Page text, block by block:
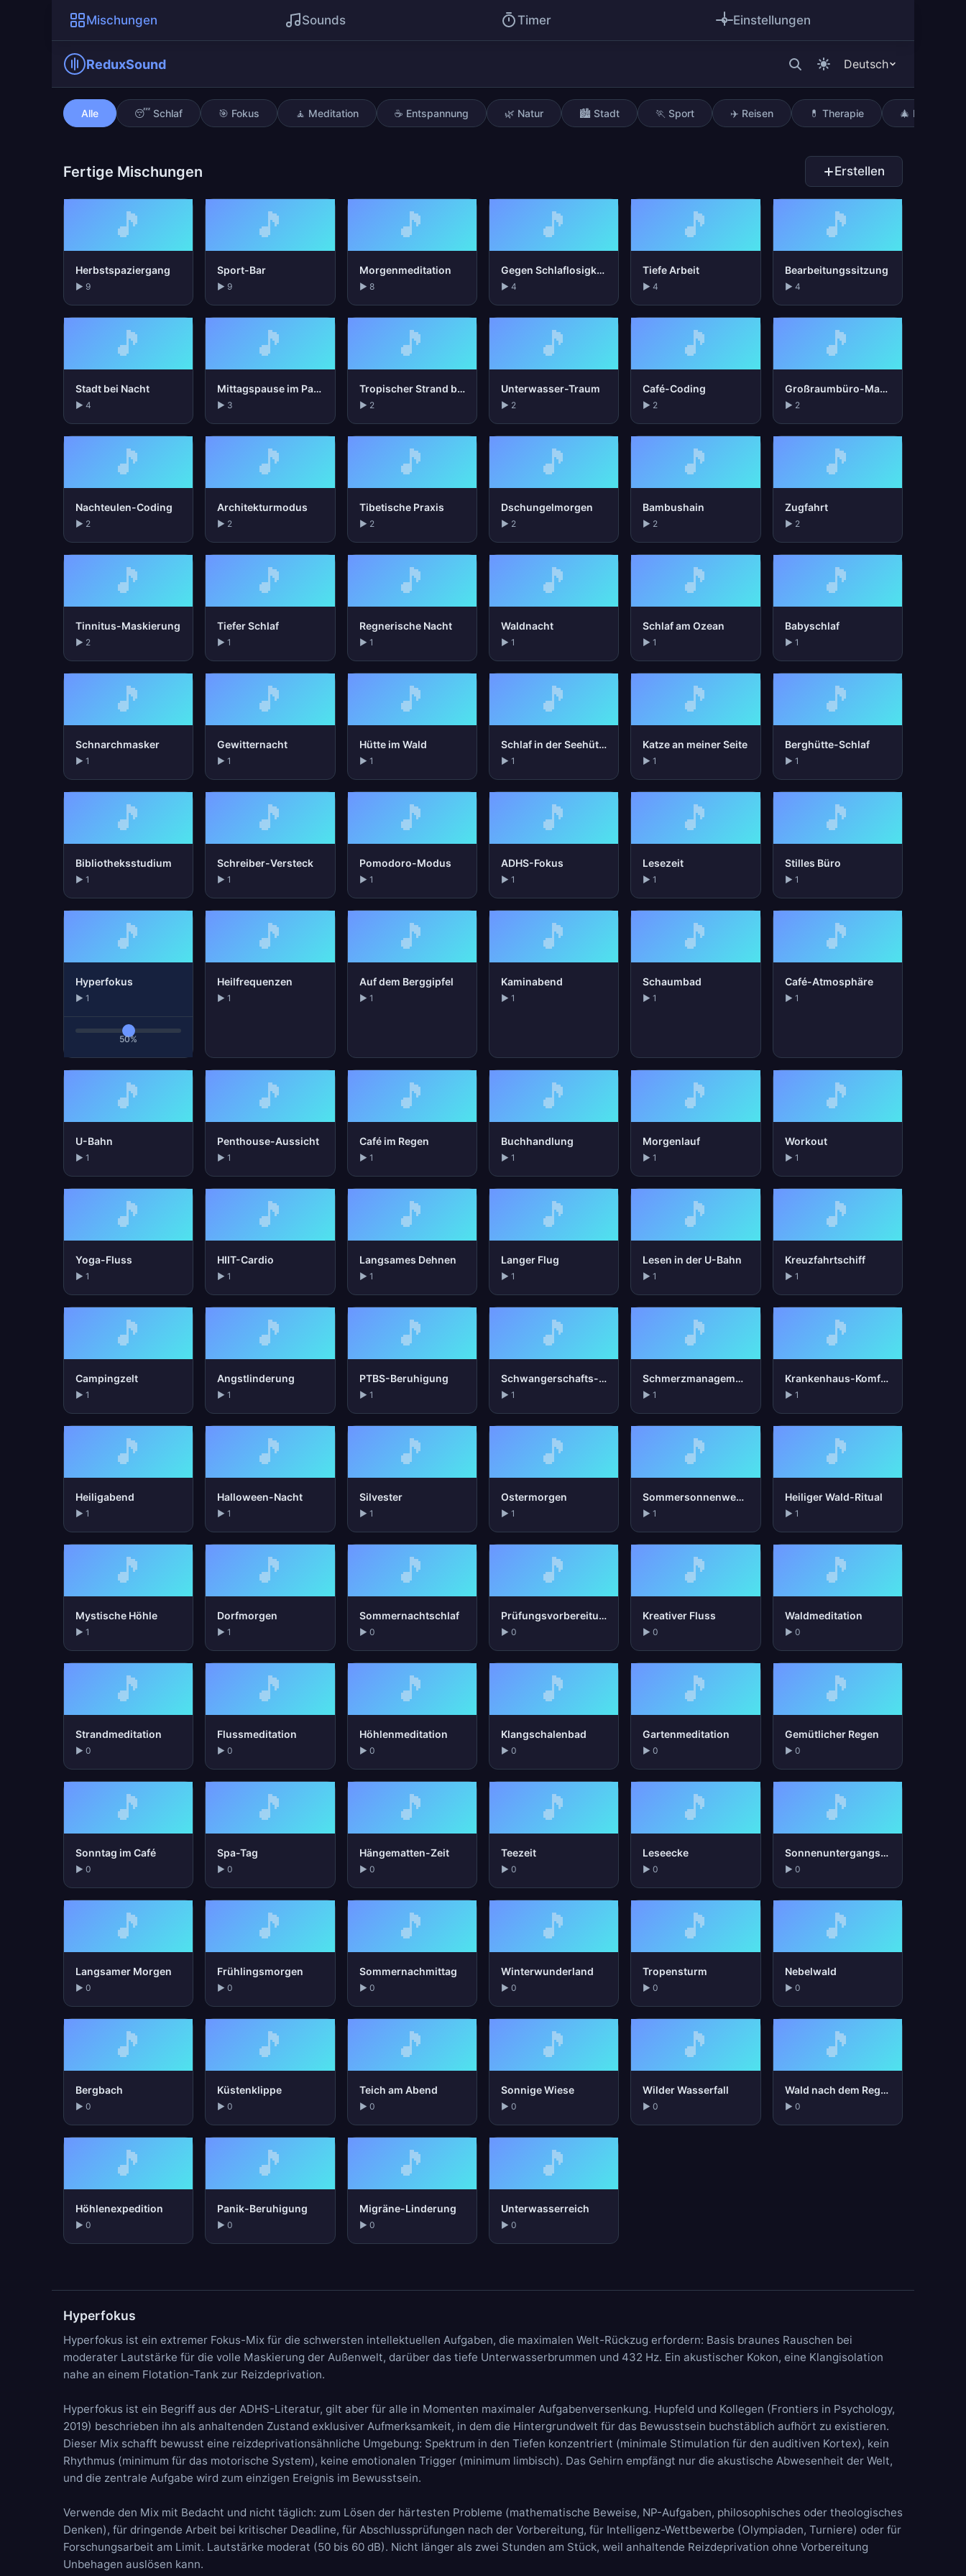
ReduxSound Deutsch
Hyperfokus
Alle 😴 Schlaf 🎯 Fokus 🧘 Meditation ☕ Entspannung 🌿 Natur 🏙️ Stadt 🏃 Sport ✈️ Reisen 💊 Therapie 🎄 Feiertage
Fertige Mischungen Erstellen
🎵
Herbstspaziergang
▶ 9
🎵
Sport-Bar
▶ 9
🎵
Morgenmeditation
▶ 8
🎵
Gegen Schlaflosigkeit
▶ 4
🎵
Tiefe Arbeit
▶ 4
🎵
Bearbeitungssitzung
▶ 4
🎵
Stadt bei Nacht
▶ 4
🎵
Mittagspause im Park
▶ 3
🎵
Tropischer Strand bei Nacht
▶ 2
🎵
Unterwasser-Traum
▶ 2
🎵
Café-Coding
▶ 2
🎵
Großraumbüro-Masker
▶ 2
🎵
Nachteulen-Coding
▶ 2
🎵
Architekturmodus
▶ 2
🎵
Tibetische Praxis
▶ 2
🎵
Dschungelmorgen
▶ 2
🎵
Bambushain
▶ 2
🎵
Zugfahrt
▶ 2
🎵
Tinnitus-Maskierung
▶ 2
🎵
Tiefer Schlaf
▶ 1
🎵
Regnerische Nacht
▶ 1
🎵
Waldnacht
▶ 1
🎵
Schlaf am Ozean
▶ 1
🎵
Babyschlaf
▶ 1
🎵
Schnarchmasker
▶ 1
🎵
Gewitternacht
▶ 1
🎵
Hütte im Wald
▶ 1
🎵
Schlaf in der Seehütte
▶ 1
🎵
Katze an meiner Seite
▶ 1
🎵
Berghütte-Schlaf
▶ 1
🎵
Bibliotheksstudium
▶ 1
🎵
Schreiber-Versteck
▶ 1
🎵
Pomodoro-Modus
▶ 1
🎵
ADHS-Fokus
▶ 1
🎵
Lesezeit
▶ 1
🎵
Stilles Büro
▶ 1
🎵
Hyperfokus
▶ 1
50%
🎵
Heilfrequenzen
▶ 1
🎵
Auf dem Berggipfel
▶ 1
🎵
Kaminabend
▶ 1
🎵
Schaumbad
▶ 1
🎵
Café-Atmosphäre
▶ 1
🎵
U-Bahn
▶ 1
🎵
Penthouse-Aussicht
▶ 1
🎵
Café im Regen
▶ 1
🎵
Buchhandlung
▶ 1
🎵
Morgenlauf
▶ 1
🎵
Workout
▶ 1
🎵
Yoga-Fluss
▶ 1
🎵
HIIT-Cardio
▶ 1
🎵
Langsames Dehnen
▶ 1
🎵
Langer Flug
▶ 1
🎵
Lesen in der U-Bahn
▶ 1
🎵
Kreuzfahrtschiff
▶ 1
🎵
Campingzelt
▶ 1
🎵
Angstlinderung
▶ 1
🎵
PTBS-Beruhigung
▶ 1
🎵
Schwangerschafts-Entspannung
▶ 1
🎵
Schmerzmanagement
▶ 1
🎵
Krankenhaus-Komfort
▶ 1
🎵
Heiligabend
▶ 1
🎵
Halloween-Nacht
▶ 1
🎵
Silvester
▶ 1
🎵
Ostermorgen
▶ 1
🎵
Sommersonnenwende
▶ 1
🎵
Heiliger Wald-Ritual
▶ 1
🎵
Mystische Höhle
▶ 1
🎵
Dorfmorgen
▶ 1
🎵
Sommernachtschlaf
▶ 0
🎵
Prüfungsvorbereitung
▶ 0
🎵
Kreativer Fluss
▶ 0
🎵
Waldmeditation
▶ 0
🎵
Strandmeditation
▶ 0
🎵
Flussmeditation
▶ 0
🎵
Höhlenmeditation
▶ 0
🎵
Klangschalenbad
▶ 0
🎵
Gartenmeditation
▶ 0
🎵
Gemütlicher Regen
▶ 0
🎵
Sonntag im Café
▶ 0
🎵
Spa-Tag
▶ 0
🎵
Hängematten-Zeit
▶ 0
🎵
Teezeit
▶ 0
🎵
Leseecke
▶ 0
🎵
Sonnenuntergangs-Spaziergang
▶ 0
🎵
Langsamer Morgen
▶ 0
🎵
Frühlingsmorgen
▶ 0
🎵
Sommernachmittag
▶ 0
🎵
Winterwunderland
▶ 0
🎵
Tropensturm
▶ 0
🎵
Nebelwald
▶ 0
🎵
Bergbach
▶ 0
🎵
Küstenklippe
▶ 0
🎵
Teich am Abend
▶ 0
🎵
Sonnige Wiese
▶ 0
🎵
Wilder Wasserfall
▶ 0
🎵
Wald nach dem Regen
▶ 0
🎵
Höhlenexpedition
▶ 0
🎵
Panik-Beruhigung
▶ 0
🎵
Migräne-Linderung
▶ 0
🎵
Unterwasserreich
▶ 0
Hyperfokus
Hyperfokus ist ein extremer Fokus-Mix für die schwersten intellektuellen Aufgaben, die maximalen Welt-Rückzug erfordern: Basis braunes Rauschen bei
moderater Lautstärke für die volle Maskierung der Außenwelt, darüber das tiefe Unterwasserbrummen und 432 Hz. Ein akustischer Kokon, eine Klangisolation
nahe an einem Flotation-Tank zur Reizdeprivation.
Hyperfokus ist ein Begriff aus der ADHS-Literatur, gilt aber für alle in Momenten maximaler Aufgabenversenkung. Hupfeld und Kollegen (Frontiers in Psychology,
2019) beschrieben ihn als anhaltenden Zustand exklusiver Aufmerksamkeit, in dem die Hintergrundwelt für das Bewusstsein buchstäblich aufhört zu existieren.
Dieser Mix schafft bewusst eine reizdeprivationsähnliche Umgebung: Spektrum in den Tiefen konzentriert (minimale Stimulation für den auditiven Kortex), kein
Rhythmus (minimum für das motorische System), keine emotionalen Trigger (minimum limbisch). Das Gehirn empfängt nur die akustische Abwesenheit der Welt,
und die zentrale Aufgabe wird zum einzigen Ereignis im Bewusstsein.
Verwende den Mix mit Bedacht und nicht täglich: zum Lösen der härtesten Probleme (mathematische Beweise, NP-Aufgaben, philosophisches oder theologisches
Denken), für dringende Arbeit bei kritischer Deadline, für Abschlussprüfungen nach der Vorbereitung, für Intelligenz-Wettbewerbe (Olympiaden, Turniere) oder für
Forschungsarbeit am Limit. Lautstärke moderat (50 bis 60 dB). Nicht länger als zwei Stunden am Stück, weil anhaltende Reizdeprivation ohne Vorbereitung
Unbehagen auslösen kann.
Mischungen Sounds Timer Einstellungen